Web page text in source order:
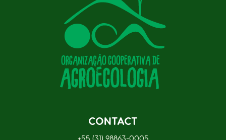
CONTACT
+55 (31) 98863-0005